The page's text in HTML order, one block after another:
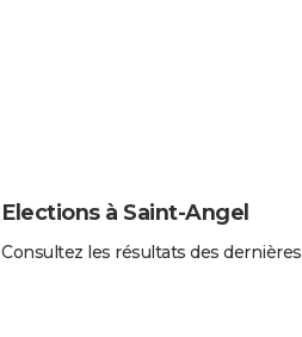
Elections à Saint-Angel
Consultez les résultats des dernières